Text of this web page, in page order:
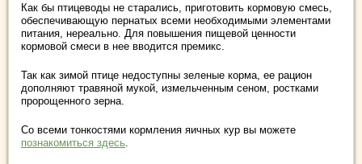
Как бы птицеводы не старались, приготовить кормовую смесь,
обеспечивающую пернатых всеми необходимыми элементами
питания, нереально. Для повышения пищевой ценности
кормовой смеси в нее вводится премикс.
Так как зимой птице недоступны зеленые корма, ее рацион
дополняют травяной мукой, измельченным сеном, ростками
пророщенного зерна.
Со всеми тонкостями кормления яичных кур вы можете
познакомиться здесь